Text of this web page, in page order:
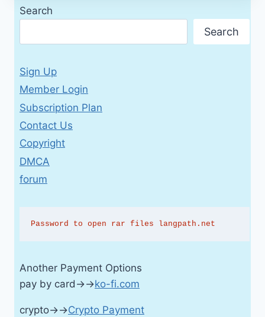
Search
Search
Sign Up
Member Login
Subscription Plan
Contact Us
Copyright
DMCA
forum
Password to open rar files langpath.net
Another Payment Options
pay by card→→ko-fi.com
crypto→→Crypto Payment